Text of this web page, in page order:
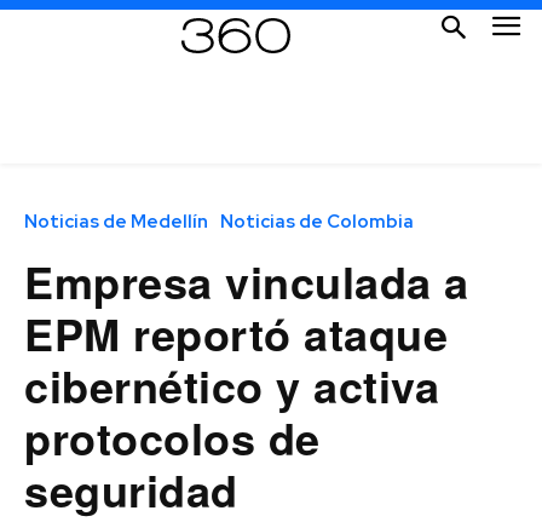
Noticias de Medellín Noticias de Colombia
Empresa vinculada a
EPM reportó ataque
cibernético y activa
protocolos de
seguridad